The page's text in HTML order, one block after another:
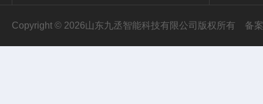
Copyright © 2026山东九丞智能科技有限公司版权所有 备